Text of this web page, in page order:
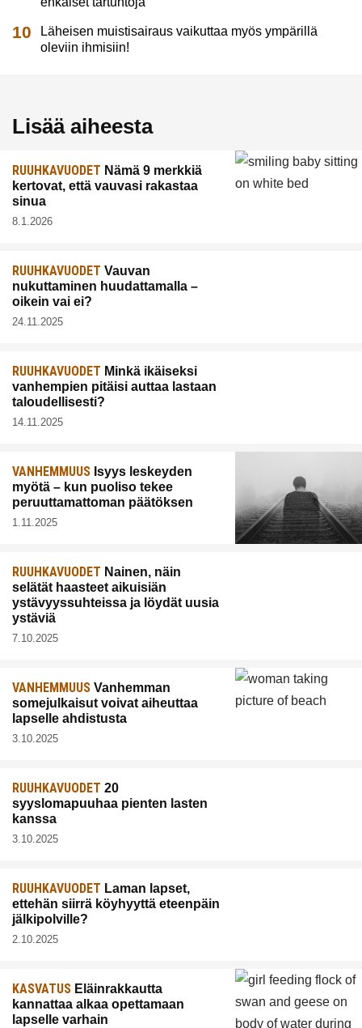
Läheisen muistisairaus vaikuttaa myös ympärillä
oleviin ihmisiin!
Lisää aiheesta
RUUHKAVUODET Nämä 9 merkkiä
kertovat, että vauvasi rakastaa
sinua
8.1.2026
RUUHKAVUODET Vauvan
nukuttaminen huudattamalla –
oikein vai ei?
24.11.2025
RUUHKAVUODET Minkä ikäiseksi
vanhempien pitäisi auttaa lastaan
taloudellisesti?
14.11.2025
VANHEMMUUS Isyys leskeyden
myötä – kun puoliso tekee
peruuttamattoman päätöksen
1.11.2025
RUUHKAVUODET Nainen, näin
selätät haasteet aikuisiän
ystävyyssuhteissa ja löydät uusia
ystäviä
7.10.2025
VANHEMMUUS Vanhemman
somejulkaisut voivat aiheuttaa
lapselle ahdistusta
3.10.2025
RUUHKAVUODET 20
syyslomapuuhaa pienten lasten
kanssa
3.10.2025
RUUHKAVUODET Laman lapset,
ettehän siirrä köyhyyttä eteenpäin
jälkipolville?
2.10.2025
KASVATUS Eläinrakkautta
kannattaa alkaa opettamaan
lapselle varhain